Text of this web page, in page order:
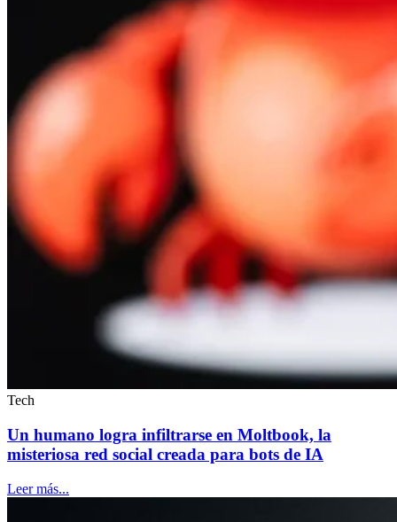
Tech
Un humano logra infiltrarse en Moltbook, la
misteriosa red social creada para bots de IA
Leer más...